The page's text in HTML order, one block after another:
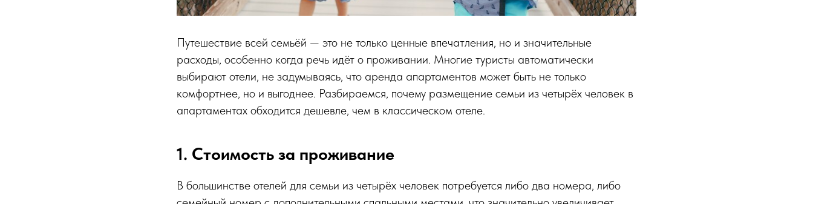
Путешествие всей семьёй — это не только ценные впечатления, но и значительные
расходы, особенно когда речь идёт о проживании. Многие туристы автоматически
выбирают отели, не задумываясь, что аренда апартаментов может быть не только
комфортнее, но и выгоднее. Разбираемся, почему размещение семьи из четырёх человек в
апартаментах обходится дешевле, чем в классическом отеле.
1. Стоимость за проживание
В большинстве отелей для семьи из четырёх человек потребуется либо два номера, либо